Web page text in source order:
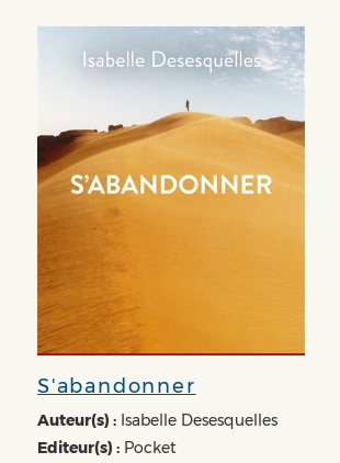
S'abandonner
Auteur(s) : Isabelle Desesquelles
Editeur(s) : Pocket